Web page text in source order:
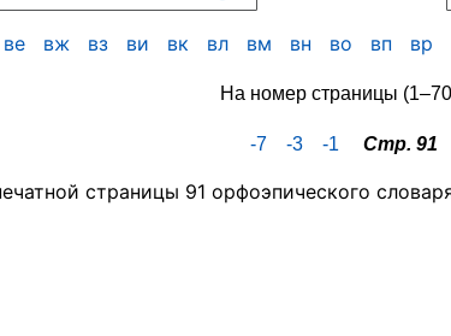
ве вж вз ви вк вл вм вн во вп вр
На номер страницы
-7 -3 -1 Стр. 91